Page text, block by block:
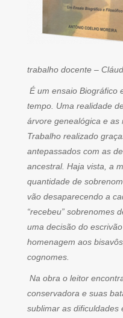
trabalho docente –
É um ensaio Biográfico
tempo. Uma realidade
árvore genealógica e as
Trabalho realizado
antepassados com as
ancestral. Haja vista, a
quantidade de
vão desaparecendo a
“recebeu” sobrenomes
uma decisão do
homenagem aos
cognomes.
Na obra o leitor
conservadora e suas
sublimar as dificuldades